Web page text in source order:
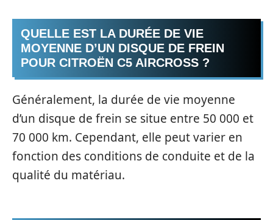
QUELLE EST LA DURÉE DE VIE
MOYENNE D’UN DISQUE DE FREIN
POUR CITROËN C5 AIRCROSS ?
Généralement, la durée de vie moyenne
d’un disque de frein se situe entre 50 000 et
70 000 km. Cependant, elle peut varier en
fonction des conditions de conduite et de la
qualité du matériau.